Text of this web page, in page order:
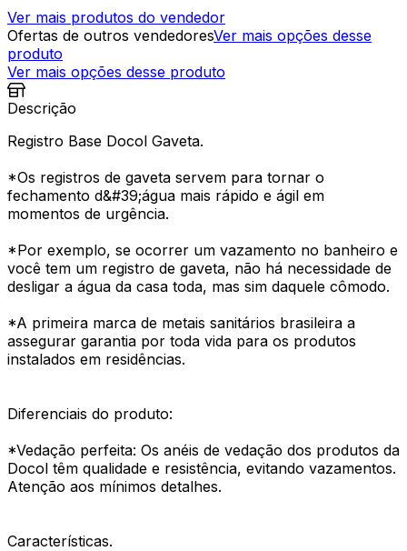
Ver mais produtos do vendedor
Ofertas de outros vendedoresVer mais opções desse
produto
Ver mais opções desse produto
Descrição
Registro Base Docol Gaveta.
*Os registros de gaveta servem para tornar o
fechamento d&#39;água mais rápido e ágil em
momentos de urgência.
*Por exemplo, se ocorrer um vazamento no banheiro e
você tem um registro de gaveta, não há necessidade de
desligar a água da casa toda, mas sim daquele cômodo.
*A primeira marca de metais sanitários brasileira a
assegurar garantia por toda vida para os produtos
instalados em residências.
Diferenciais do produto:
*Vedação perfeita: Os anéis de vedação dos produtos da
Docol têm qualidade e resistência, evitando vazamentos.
Atenção aos mínimos detalhes.
Características.